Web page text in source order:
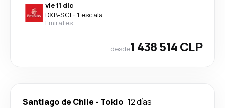
vie 11 dic
DXB-SCL· 1 escala
Emirates
desde1 438 514 CLP
Santiago de Chile - Tokio 12 días